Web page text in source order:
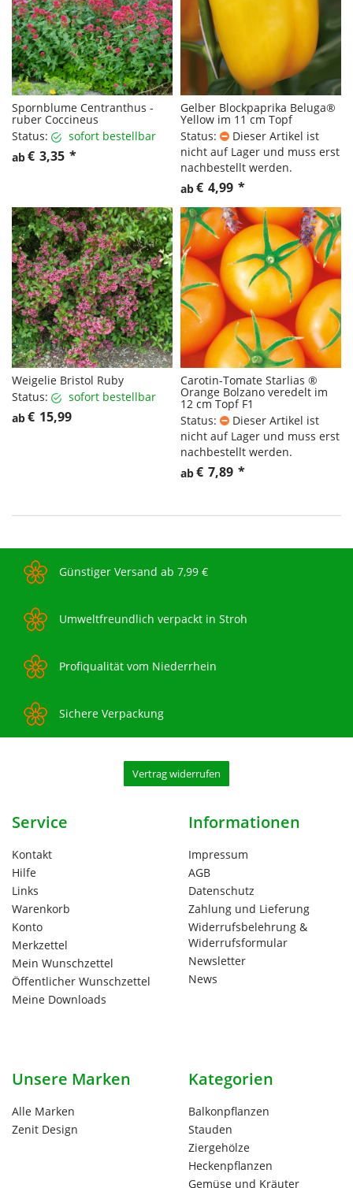
Spornblume Centranthus -
ruber Coccineus
Status:
sofort bestellbar
ab€ 3,35 *
Gelber Blockpaprika Beluga®
Yellow im 11 cm Topf
Status:
Dieser Artikel ist
nicht auf Lager und muss erst
nachbestellt werden.
ab€ 4,99 *
Weigelie Bristol Ruby
Status:
sofort bestellbar
ab€ 15,99
Carotin-Tomate Starlias ®
Orange Bolzano veredelt im
12 cm Topf F1
Status:
Dieser Artikel ist
nicht auf Lager und muss erst
nachbestellt werden.
ab€ 7,89 *
Günstiger Versand ab 7,99 €
Umweltfreundlich verpackt in Stroh
Profiqualität vom Niederrhein
Sichere Verpackung
Vertrag widerrufen
Service
Kontakt
Hilfe
Links
Warenkorb
Konto
Merkzettel
Mein Wunschzettel
Öffentlicher Wunschzettel
Meine Downloads
Informationen
Impressum
AGB
Datenschutz
Zahlung und Lieferung
Widerrufsbelehrung &
Widerrufsformular
Newsletter
News
Unsere Marken
Alle Marken
Zenit Design
Kategorien
Balkonpflanzen
Stauden
Ziergehölze
Heckenpflanzen
Gemüse und Kräuter